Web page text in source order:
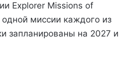
Explorer Missions of
миссии каждого из
запланированы на 2027 и